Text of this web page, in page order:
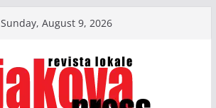
Sunday, August 9, 2026